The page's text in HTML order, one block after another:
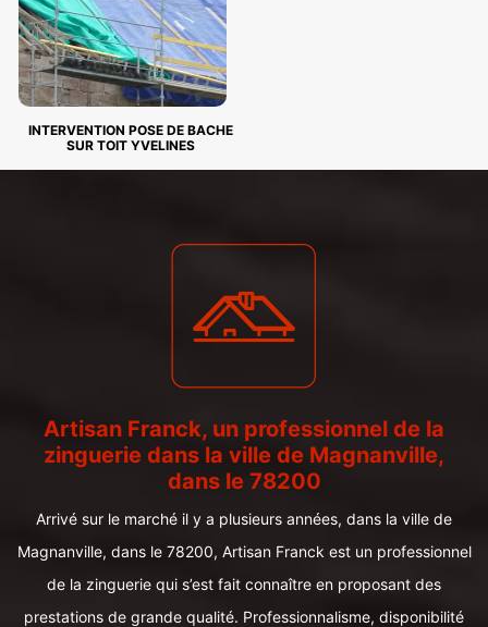
INTERVENTION POSE DE BACHE
SUR TOIT YVELINES
Artisan Franck, un professionnel de la
zinguerie dans la ville de Magnanville,
dans le 78200
Arrivé sur le marché il y a plusieurs années, dans la ville de
Magnanville, dans le 78200, Artisan Franck est un professionnel
de la zinguerie qui s’est fait connaître en proposant des
prestations de grande qualité. Professionnalisme, disponibilité